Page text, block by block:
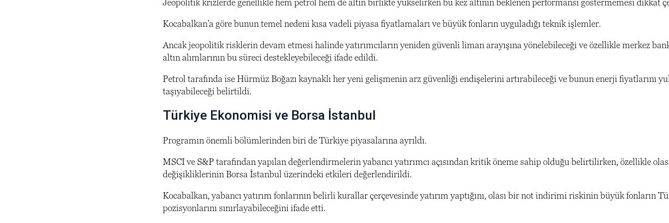
Jeopolitik krizlerde genellikle hem petrol hem de altın birlikte yükselirken bu kez altının beklenen performansı göstermemesi dikkat
Kocabalkan’a göre bunun temel nedeni kısa vadeli piyasa fiyatlamaları ve büyük fonların uyguladığı teknik işlemler.
Ancak jeopolitik risklerin devam etmesi halinde yatırımcıların yeniden güvenli liman arayışına yönelebileceği ve özellikle merkez
altın alımlarının bu süreci destekleyebileceği ifade edildi.
Petrol tarafında ise Hürmüz Boğazı kaynaklı her yeni gelişmenin arz güvenliği endişelerini artırabileceği ve bunun enerji fiyatlarını
taşıyabileceği belirtildi.
Türkiye Ekonomisi ve Borsa İstanbul
Programın önemli bölümlerinden biri de Türkiye piyasalarına ayrıldı.
MSCI ve S&P tarafından yapılan değerlendirmelerin yabancı yatırımcı açısından kritik öneme sahip olduğu belirtilirken, özellikle
değişikliklerinin Borsa İstanbul üzerindeki etkileri değerlendirildi.
Kocabalkan, yabancı yatırım fonlarının belirli kurallar çerçevesinde yatırım yaptığını, olası bir not indirimi riskinin büyük fonların
pozisyonlarını sınırlayabileceğini ifade etti.